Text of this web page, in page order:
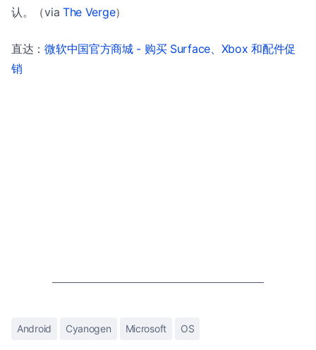
认。（via The Verge）
直达：微软中国官方商城 - 购买 Surface、Xbox 和配件促
销
Android Cyanogen Microsoft OS